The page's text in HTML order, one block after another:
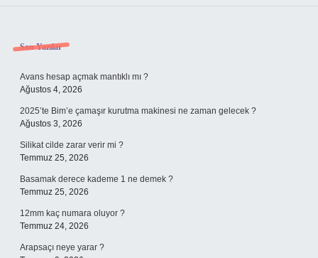
Sidebar
Son Yazılar
Avans hesap açmak mantıklı mı ?
Ağustos 4, 2026
2025’te Bim’e çamaşır kurutma makinesi ne zaman gelecek ?
Ağustos 3, 2026
Silikat cilde zarar verir mi ?
Temmuz 25, 2026
Basamak derece kademe 1 ne demek ?
Temmuz 25, 2026
12mm kaç numara oluyor ?
Temmuz 24, 2026
Arapsaçı neye yarar ?